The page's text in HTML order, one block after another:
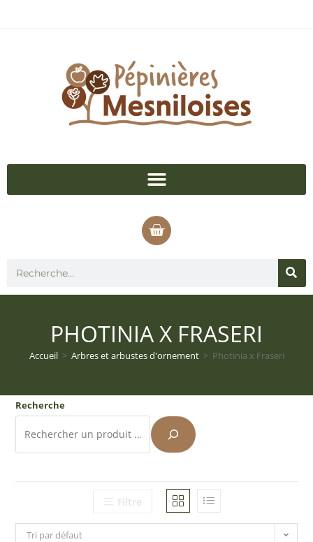
PHOTINIA X FRASERI
Accueil > Arbres et arbustes d'ornement > Photinia x Fraseri
Recherche
Filtre
Tri par défaut